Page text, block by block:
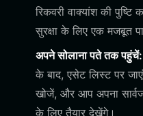
रिकवरी वाक्यांश की
सुरक्षा के लिए एक मजबूत
अपने सोलाना पते तक पहुंचें:
के बाद, एसेट लिस्ट पर
खोजें, और आप अपना
के लिए तैयार देखेंगे।